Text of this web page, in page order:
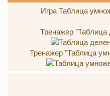
Игра Таблица
Тренажер "Таблица
Тренажер "Таблица